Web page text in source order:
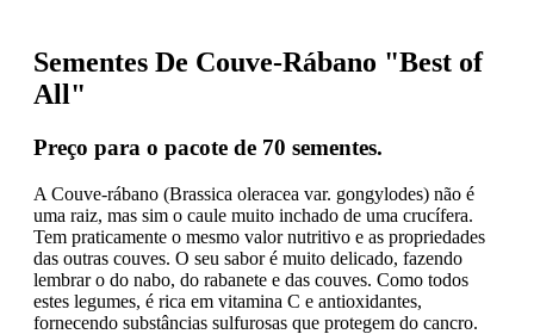
Sementes De Couve-Rábano "Best of
All"
Preço para o pacote de 70 sementes.
A Couve-rábano (Brassica oleracea var. gongylodes) não é
uma raiz, mas sim o caule muito inchado de uma crucífera.
Tem praticamente o mesmo valor nutritivo e as propriedades
das outras couves. O seu sabor é muito delicado, fazendo
lembrar o do nabo, do rabanete e das couves. Como todos
estes legumes, é rica em vitamina C e antioxidantes,
fornecendo substâncias sulfurosas que protegem do cancro.